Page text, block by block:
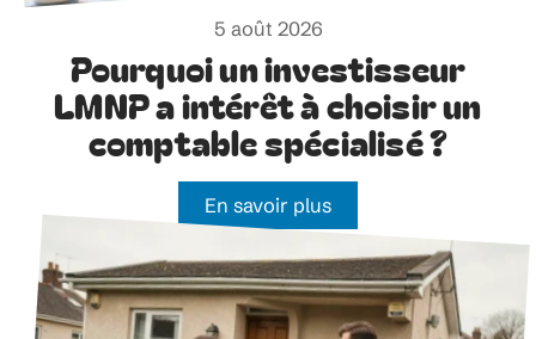
5 août 2026
Pourquoi un investisseur
LMNP a intérêt à choisir un
comptable spécialisé ?
En savoir plus